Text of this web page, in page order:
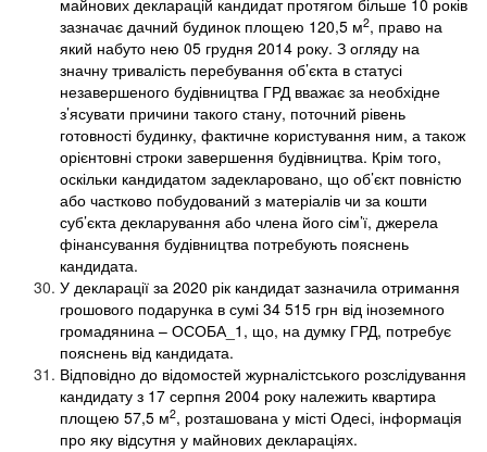
майнових декларацій кандидат протягом більше 10 років
зазначає дачний будинок площею 120,5 м2, право на
який набуто нею 05 грудня 2014 року. З огляду на
значну тривалість перебування об’єкта в статусі
незавершеного будівництва ГРД вважає за необхідне
з’ясувати причини такого стану, поточний рівень
готовності будинку, фактичне користування ним, а також
орієнтовні строки завершення будівництва. Крім того,
оскільки кандидатом задекларовано, що об’єкт повністю
або частково побудований з матеріалів чи за кошти
суб’єкта декларування або члена його сім’ї, джерела
фінансування будівництва потребують пояснень
кандидата.
У декларації за 2020 рік кандидат зазначила отримання
грошового подарунка в сумі 34 515 грн від іноземного
громадянина – ОСОБА_1, що, на думку ГРД, потребує
пояснень від кандидата.
Відповідно до відомостей журналістського розслідування
кандидату з 17 серпня 2004 року належить квартира
площею 57,5 м2, розташована у місті Одесі, інформація
про яку відсутня у майнових деклараціях.